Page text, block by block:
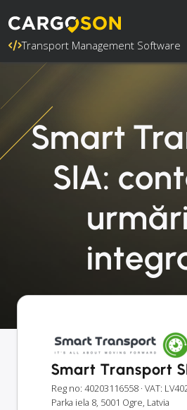
Transport Management Software
Smart
SIA:
Smart Transport
Reg no: 40203116558 · VAT:
Parka iela 8, 5001 Ogre, Latvia